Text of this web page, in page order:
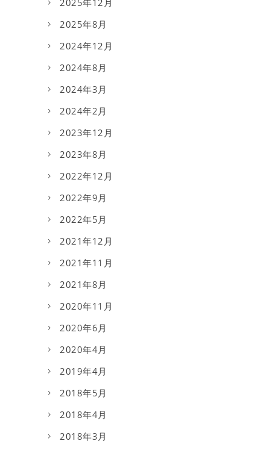
2025年8月
2024年12月
2024年8月
2024年3月
2024年2月
2023年12月
2023年8月
2022年12月
2022年9月
2022年5月
2021年12月
2021年11月
2021年8月
2020年11月
2020年6月
2020年4月
2019年4月
2018年5月
2018年4月
2018年3月